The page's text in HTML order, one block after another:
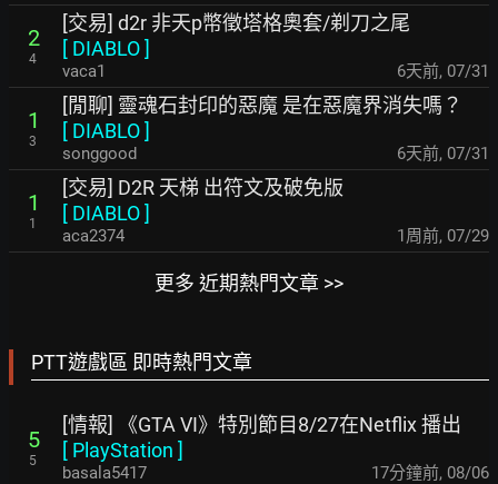
2
4
[交易] d2r 非天p幣徵塔格奧套/剃刀之尾
[ DIABLO]
vaca1 6天前, 07/31
1
3
[閒聊] 靈魂石封印的惡魔 是在惡魔界消失嗎？
[ DIABLO]
songgood 6天前, 07/31
1
1
[交易] D2R 天梯 出符文及破免版
[ DIABLO]
aca2374 1周前, 07/29
更多 近期熱門文章 >>
PTT遊戲區 即時熱門文章
5
5
[情報] 《GTA VI》特別節目8/27在Netflix 播出
[ PlayStation ]
basala5417 17分鐘前, 08/06